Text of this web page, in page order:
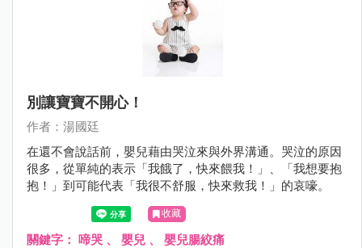
別讓寶寶不開心！
作者：湯國廷
在還不會說話前，嬰兒藉由哭泣來與外界溝通。哭泣的原因
很多，從單純的表示「我餓了，快來餵我！」、「我想要抱
抱！」到可能代表「我很不舒服，快來救我！」的哀嚎。
收藏
關鍵字： 啼哭 、 嬰兒 、 嬰兒腸絞痛